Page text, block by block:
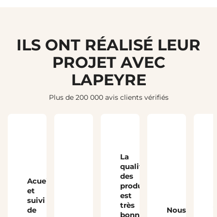
ILS ONT RÉALISÉ LEUR
PROJET AVEC
LAPEYRE
Plus de 200 000 avis clients vérifiés
Acueil
et
suivi
de
La
qualité
des
produits
est
très
bonne,
Nous